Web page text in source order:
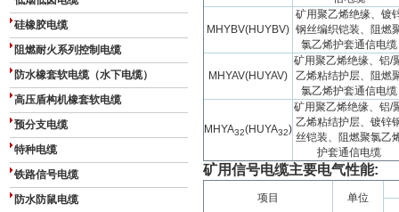
硅橡胶电缆
阻燃耐火系列控制电缆
防水橡套软电缆（水下电缆）
高压盾构机橡套软电缆
预分支电缆
特种电缆
铁路信号电缆
防水防鼠电缆
MHYBV(HUYBV)
矿用聚乙烯绝缘、镀
钢丝编织铠装、阻燃
氯乙烯护套通信电缆
MHYAV(HUYAV)
矿用聚乙烯绝缘、铝/
乙烯粘结护层、阻燃
氯乙烯护套通信电缆
MHYA32(HUYA32)
矿用聚乙烯绝缘、铝/
乙烯粘结护层、镀锌
丝铠装、阻燃聚氯乙
护套通信电缆
矿用信号电缆主要电气性能:
项目 单位